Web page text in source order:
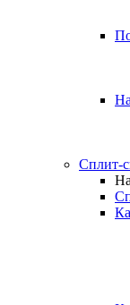
Сплит-